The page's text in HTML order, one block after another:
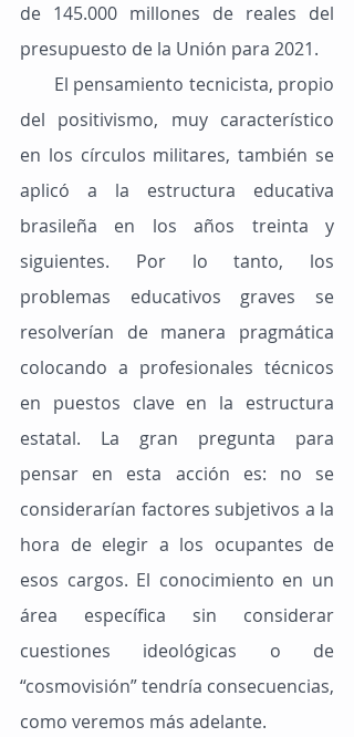
de 145.000 millones de reales del
presupuesto de la Unión para 2021.
del positivismo, muy característico
en los círculos militares, también se
aplicó a la estructura educativa
brasileña en los años treinta y
siguientes. Por lo tanto, los
problemas educativos graves se
resolverían de manera pragmática
colocando a profesionales técnicos
en puestos clave en la estructura
estatal. La gran pregunta para
pensar en esta acción es: no se
considerarían factores subjetivos a la
hora de elegir a los ocupantes de
esos cargos. El conocimiento en un
área específica sin considerar
cuestiones ideológicas o de
“cosmovisión” tendría consecuencias,
como veremos más adelante.